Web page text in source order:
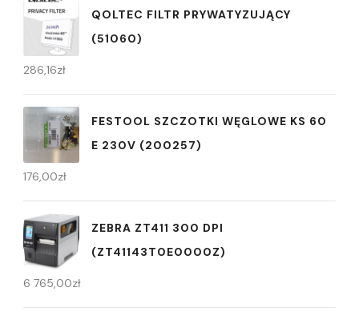
QOLTEC FILTR PRYWATYZUJĄCY
(51060)
286,16zł
FESTOOL SZCZOTKI WĘGLOWE KS 60
E 230V (200257)
176,00zł
ZEBRA ZT411 300 DPI
(ZT41143T0E0000Z)
6 765,00zł